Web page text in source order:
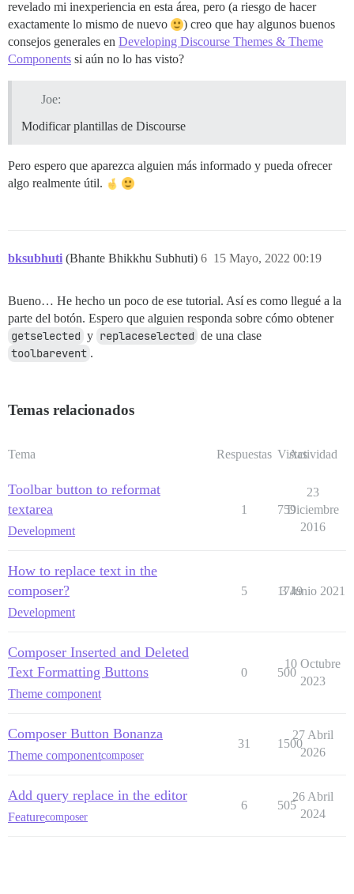
revelado mi inexperiencia en esta área, pero (a riesgo de hacer
exactamente lo mismo de nuevo
) creo que hay algunos buenos
consejos generales en Developing Discourse Themes & Theme
Components si aún no lo has visto?
Joe:
Modificar plantillas de Discourse
Pero espero que aparezca alguien más informado y pueda ofrecer
algo realmente útil.
bksubhuti (Bhante Bhikkhu Subhuti) 15 Mayo, 2022 00:19
6
Bueno… He hecho un poco de ese tutorial. Así es como llegué a la
parte del botón. Espero que alguien responda sobre cómo obtener
getselected y replaceselected de una clase
toolbarevent .
Temas relacionados
Tema Respuestas Vistas
Actividad
Toolbar button to reformat
textarea
Development
1 759
23
Diciembre
2016
How to replace text in the
composer?
Development
5 1749
3 Junio 2021
Composer Inserted and Deleted
Text Formatting Buttons
Theme component
0 500
10 Octubre
2023
Composer Button Bonanza
Theme componentcomposer
31 1500
27 Abril
2026
Add query replace in the editor
Featurecomposer
6 505
26 Abril
2024